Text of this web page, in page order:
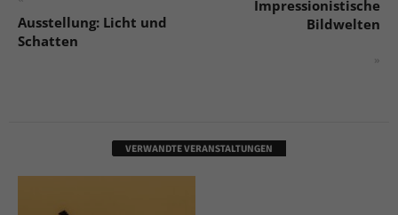
Ausstellung: Licht und
Schatten
Impressionistische
Bildwelten
»
VERWANDTE VERANSTALTUNGEN